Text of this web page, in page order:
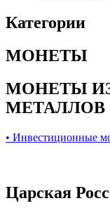
Категории
МОНЕТЫ
МОНЕТЫ
МЕТАЛЛОВ
• Инвестиционные
Царская